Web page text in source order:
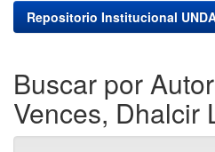
Repositorio Institucional
Buscar por
Vences, Dhalcir